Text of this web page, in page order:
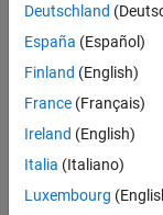
Deutschland
España (Español)
Finland (English)
France (Français)
Ireland (English)
Italia (Italiano)
Luxembourg
Antipirateria
© 1994-2026